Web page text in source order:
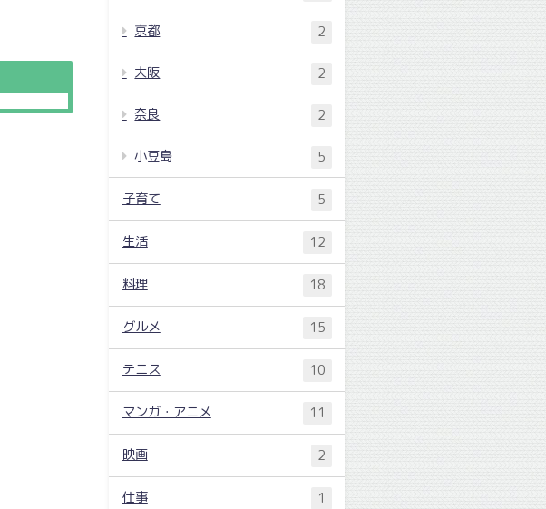
京都 2
大阪 2
奈良 2
小豆島 5
子育て 5
生活 12
料理 18
グルメ 15
テニス 10
マンガ・アニメ 11
映画 2
仕事 1